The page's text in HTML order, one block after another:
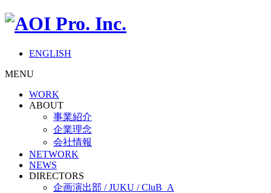
ENGLISH
MENU
WORK
ABOUT
事業紹介
企業理念
会社情報
NETWORK
NEWS
DIRECTORS
企画演出部 / JUKU / CluB_A